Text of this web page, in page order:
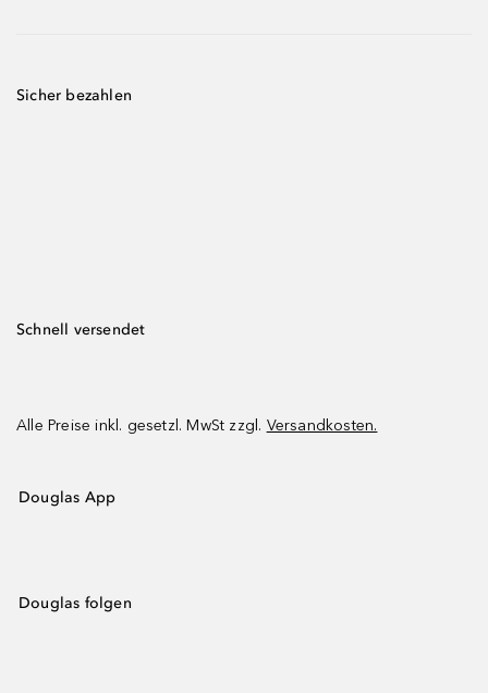
Sicher bezahlen
Schnell versendet
Alle Preise inkl. gesetzl. MwSt zzgl. Versandkosten.
Douglas App
Douglas folgen